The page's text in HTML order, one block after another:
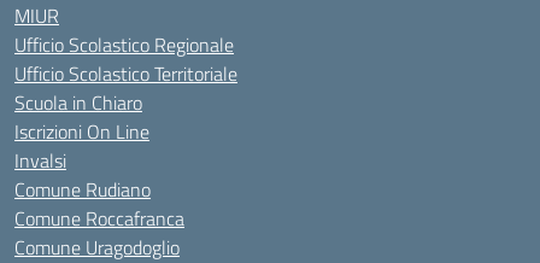
MIUR
Ufficio Scolastico Regionale
Ufficio Scolastico Territoriale
Scuola in Chiaro
Iscrizioni On Line
Invalsi
Comune Rudiano
Comune Roccafranca
Comune Uragodoglio